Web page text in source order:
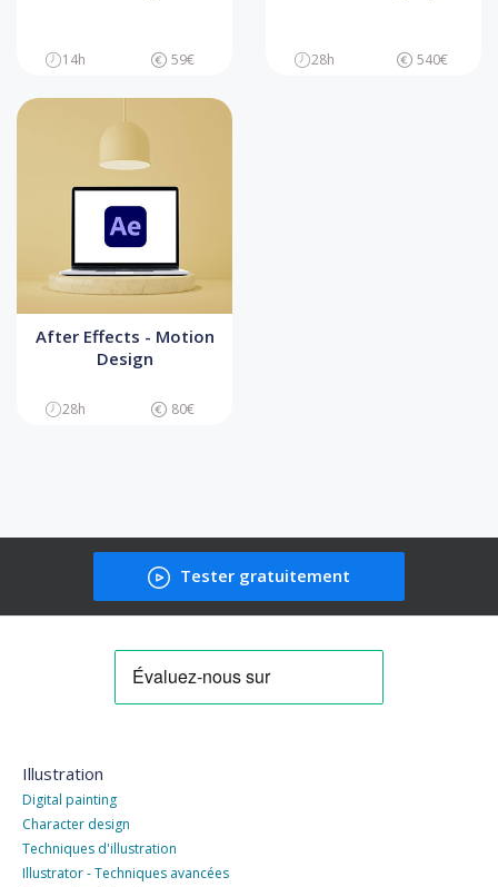
14h 59€ 28h 540€
After Effects - Motion
Design
28h 80€
Tester gratuitement
Illustration
Digital painting
Character design
Techniques d'illustration
Illustrator - Techniques avancées